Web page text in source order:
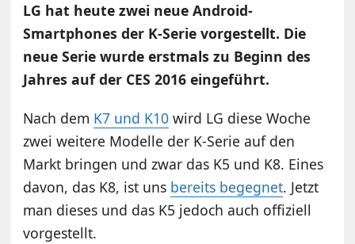
LG hat heute zwei neue Android-
Smartphones der K-Serie vorgestellt. Die
neue Serie wurde erstmals zu Beginn des
Jahres auf der CES 2016 eingeführt.
Nach dem K7 und K10 wird LG diese Woche
zwei weitere Modelle der K-Serie auf den
Markt bringen und zwar das K5 und K8. Eines
davon, das K8, ist uns bereits begegnet. Jetzt
man dieses und das K5 jedoch auch offiziell
vorgestellt.